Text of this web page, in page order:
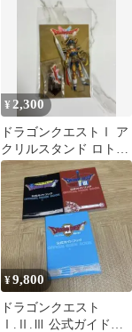
¥ 2,300
ドラゴンクエストⅠ ア
クリルスタンド ロトの
血を引く者
¥9,800
ドラゴンクエスト
Ⅰ.Ⅱ.Ⅲ 公式ガイドブ